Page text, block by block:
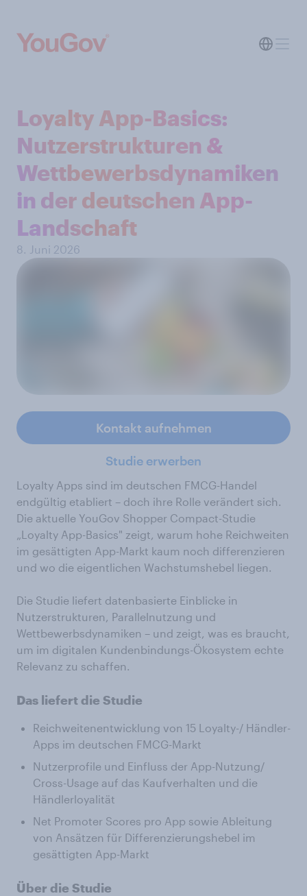
Loyalty App-Basics:
Nutzerstrukturen &
Wettbewerbsdynamiken
in der deutschen App-
Landschaft
8. Juni 2026
Kontakt aufnehmen
Studie erwerben
Loyalty Apps sind im deutschen FMCG-Handel
endgültig etabliert – doch ihre Rolle verändert sich.
Die aktuelle YouGov Shopper Compact-Studie
„Loyalty App-Basics" zeigt, warum hohe Reichweiten
im gesättigten App-Markt kaum noch differenzieren
und wo die eigentlichen Wachstumshebel liegen.
Die Studie liefert datenbasierte Einblicke in
Nutzerstrukturen, Parallelnutzung und
Wettbewerbsdynamiken – und zeigt, was es braucht,
um im digitalen Kundenbindungs-Ökosystem echte
Relevanz zu schaffen.
Das liefert die Studie
Reichweitenentwicklung von 15 Loyalty-/ Händler-
Apps im deutschen FMCG-Markt
Nutzerprofile und Einfluss der App-Nutzung/
Cross-Usage auf das Kaufverhalten und die
Händlerloyalität
Net Promoter Scores pro App sowie Ableitung
von Ansätzen für Differenzierungshebel im
gesättigten App-Markt
Über die Studie